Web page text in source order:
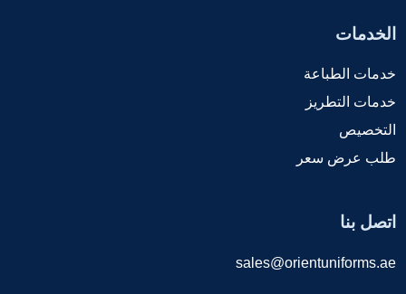
الخدمات
خدمات الطباعة
خدمات التطريز
التخصيص
طلب عرض سعر
اتصل بنا
sales@orientuniforms.ae